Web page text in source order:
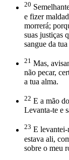
20
e fizer
morrerá;
suas justiças
sangue da
21 Mas,
não pecar,
a tua alma.
22 E a mão
Levanta-te e
23 E levantei-
estava ali,
sobre o meu